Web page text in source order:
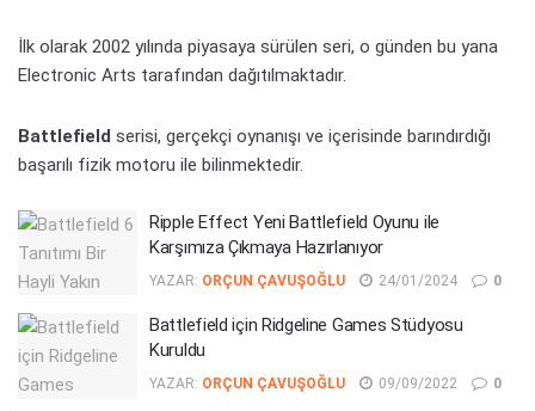
İlk olarak 2002 yılında piyasaya sürülen seri, o günden bu yana
Electronic Arts tarafından dağıtılmaktadır.
Battlefield serisi, gerçekçi oynanışı ve içerisinde barındırdığı
başarılı fizik motoru ile bilinmektedir.
Ripple Effect Yeni Battlefield Oyunu ile
Karşımıza Çıkmaya Hazırlanıyor
YAZAR: ORÇUN ÇAVUŞOĞLU 24/01/2024 0
Battlefield için Ridgeline Games Stüdyosu
Kuruldu
YAZAR: ORÇUN ÇAVUŞOĞLU 09/09/2022 0